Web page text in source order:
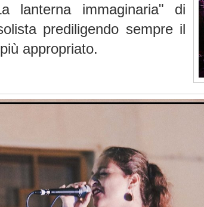
lanterna immaginaria" di
prediligendo sempre il
appropriato.